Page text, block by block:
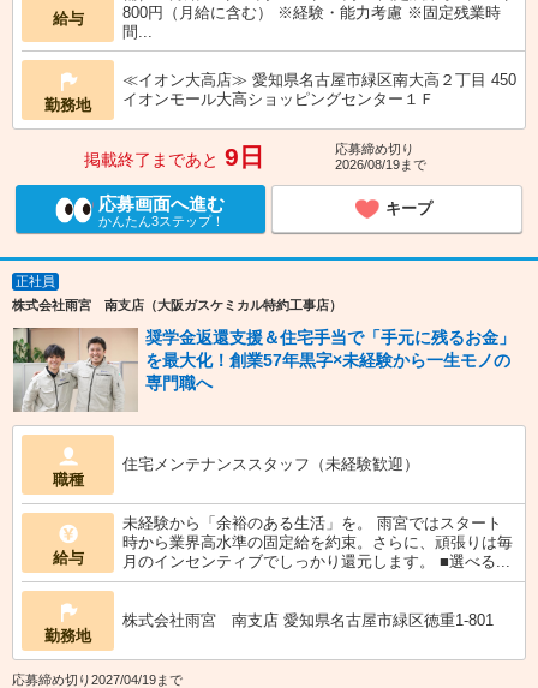
給与
800円（月給に含む） ※経験・能力考慮 ※固定残業時
間...
勤務地
≪イオン大高店≫ 愛知県名古屋市緑区南大高２丁目 450
イオンモール大高ショッピングセンター１Ｆ
掲載終了まであと 9日
応募締め切り
2026/08/19まで
応募画面へ進む
かんたん3ステップ！
キープ
正社員
株式会社雨宮 南支店（大阪ガスケミカル特約工事店）
奨学金返還支援＆住宅手当で「手元に残るお金」
を最大化！創業57年黒字×未経験から一生モノの
専門職へ
職種
住宅メンテナンススタッフ（未経験歓迎）
給与
未経験から「余裕のある生活」を。 雨宮ではスタート
時から業界高水準の固定給を約束。さらに、頑張りは毎
月のインセンティブでしっかり還元します。 ■選べる...
勤務地
株式会社雨宮 南支店 愛知県名古屋市緑区徳重1-801
応募締め切り2027/04/19まで